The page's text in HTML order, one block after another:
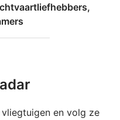
en volg ze